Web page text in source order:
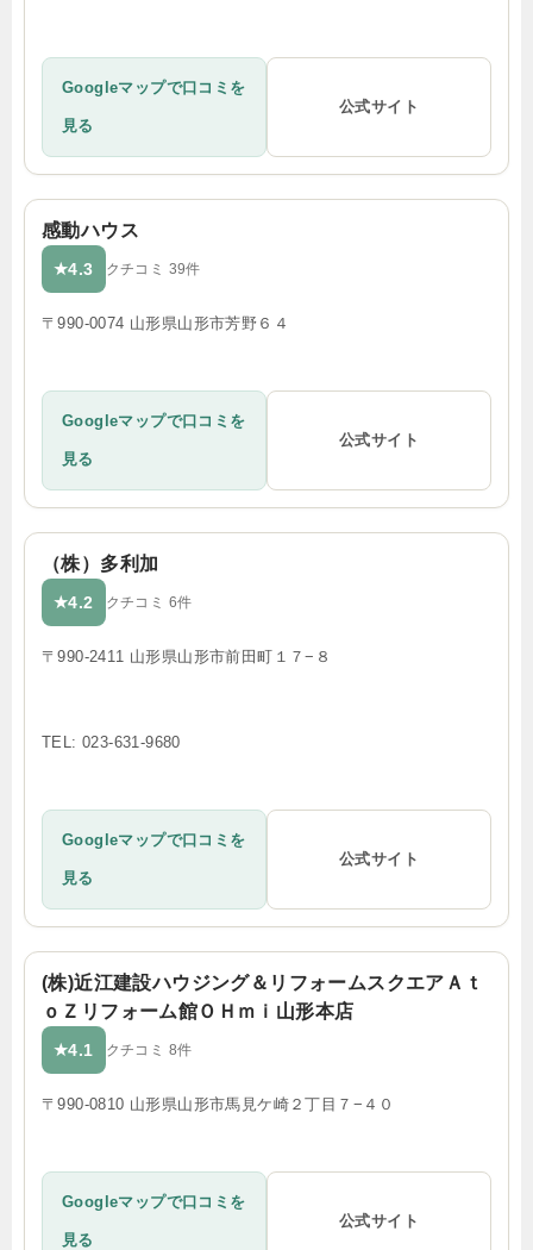
Googleマップで口コミを
見る
公式サイト
感動ハウス
★4.3 クチコミ 39件
〒990-0074 山形県山形市芳野６４
Googleマップで口コミを
見る
公式サイト
（株）多利加
★4.2 クチコミ 6件
〒990-2411 山形県山形市前田町１７−８
TEL: 023-631-9680
Googleマップで口コミを
見る
公式サイト
(株)近江建設ハウジング＆リフォームスクエアＡｔ
ｏＺリフォーム館ＯＨｍｉ山形本店
★4.1 クチコミ 8件
〒990-0810 山形県山形市馬見ケ崎２丁目７−４０
Googleマップで口コミを
見る
公式サイト